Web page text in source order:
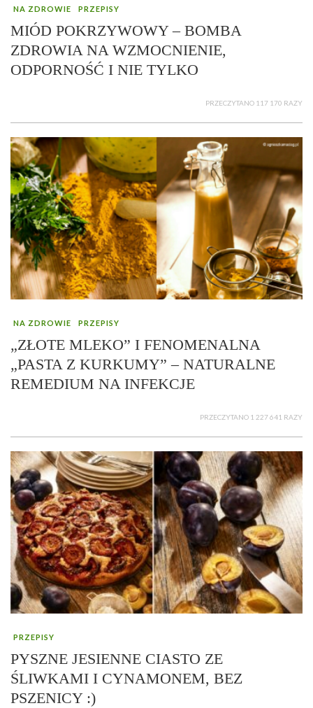
NA ZDROWIE PRZEPISY
MIÓD POKRZYWOWY – BOMBA
ZDROWIA NA WZMOCNIENIE,
ODPORNOŚĆ I NIE TYLKO
PRZECZYTANO 117 170 RAZY
NA ZDROWIE PRZEPISY
„ZŁOTE MLEKO” I FENOMENALNA
„PASTA Z KURKUMY” – NATURALNE
REMEDIUM NA INFEKCJE
PRZECZYTANO 1 227 641 RAZY
PRZEPISY
PYSZNE JESIENNE CIASTO ZE
ŚLIWKAMI I CYNAMONEM, BEZ
PSZENICY :)